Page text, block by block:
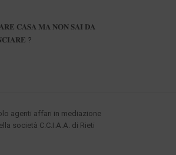
𝐂𝐀𝐒𝐀 𝐌𝐀 𝐍𝐎𝐍 𝐒𝐀𝐈 𝐃𝐀
?
agenti affari in mediazione
società C.C.I.A.A. di Rieti